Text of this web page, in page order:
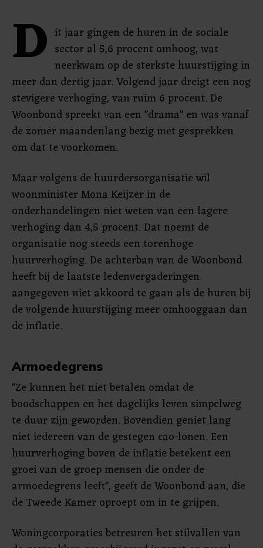
D it jaar gingen de huren in de sociale
sector al 5,6 procent omhoog, wat
neerkwam op de sterkste huurstijging in
meer dan dertig jaar. Volgend jaar dreigt een nog
stevigere verhoging, van ruim 6 procent. De
Woonbond spreekt van een "drama" en was vanaf
de zomer maandenlang bezig met gesprekken
om dat te voorkomen.
Maar volgens de huurdersorganisatie wil
woonminister Mona Keijzer in de
onderhandelingen niet weten van een lagere
verhoging dan 4,5 procent. Dat noemt de
organisatie nog steeds een torenhoge
huurverhoging. De achterban van de Woonbond
heeft bij de laatste ledenvergaderingen
aangegeven niet akkoord te gaan als de huren bij
de volgende huurstijging meer omhooggaan dan
de inflatie.
Armoedegrens
"Ze kunnen het niet betalen omdat de
boodschappen en het dagelijks leven simpelweg
te duur zijn geworden. Bovendien geniet lang
niet iedereen van de gestegen cao-lonen. Een
huurverhoging boven de inflatie betekent een
groei van de groep mensen die onder de
armoedegrens leeft", geeft de Woonbond aan, die
de Tweede Kamer oproept om in te grijpen.
Woningcorporaties betreuren het stilvallen van